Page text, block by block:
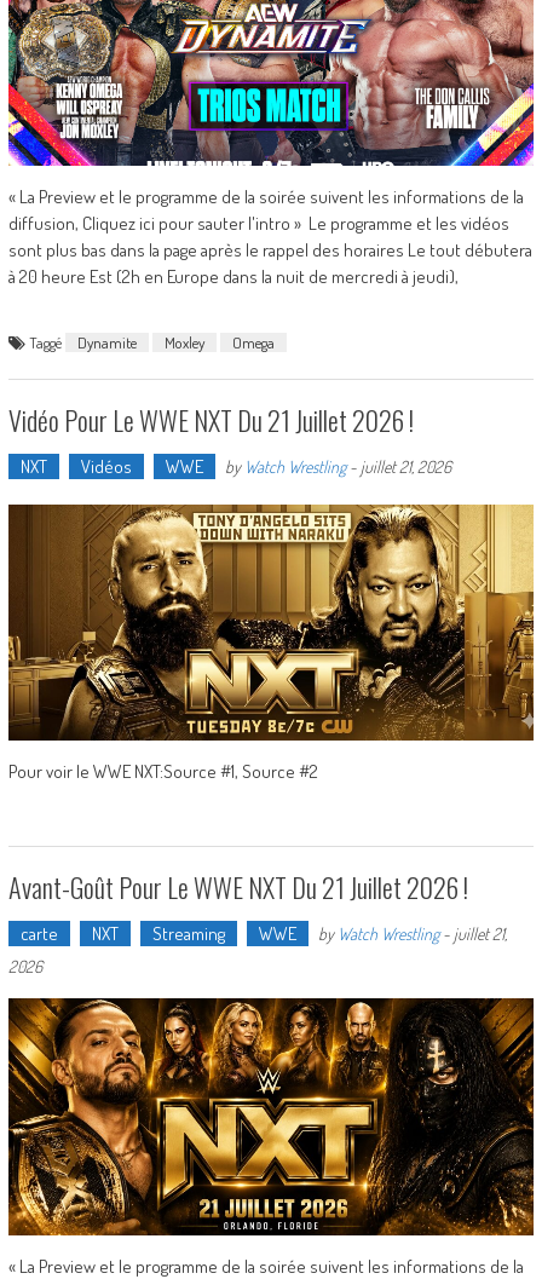
« La Preview et le programme de la soirée suivent les informations de la
diffusion, Cliquez ici pour sauter l'intro » Le programme et les vidéos
sont plus bas dans la page après le rappel des horaires Le tout débutera
à 20 heure Est (2h en Europe dans la nuit de mercredi à jeudi),
Taggé Dynamite Moxley Omega
Vidéo Pour Le WWE NXT Du 21 Juillet 2026 !
NXT Vidéos WWE by Watch Wrestling- juillet 21, 2026
Pour voir le WWE NXT:Source #1, Source #2
Avant-Goût Pour Le WWE NXT Du 21 Juillet 2026 !
carte NXT Streaming WWE by Watch Wrestling- juillet 21,
2026
« La Preview et le programme de la soirée suivent les informations de la